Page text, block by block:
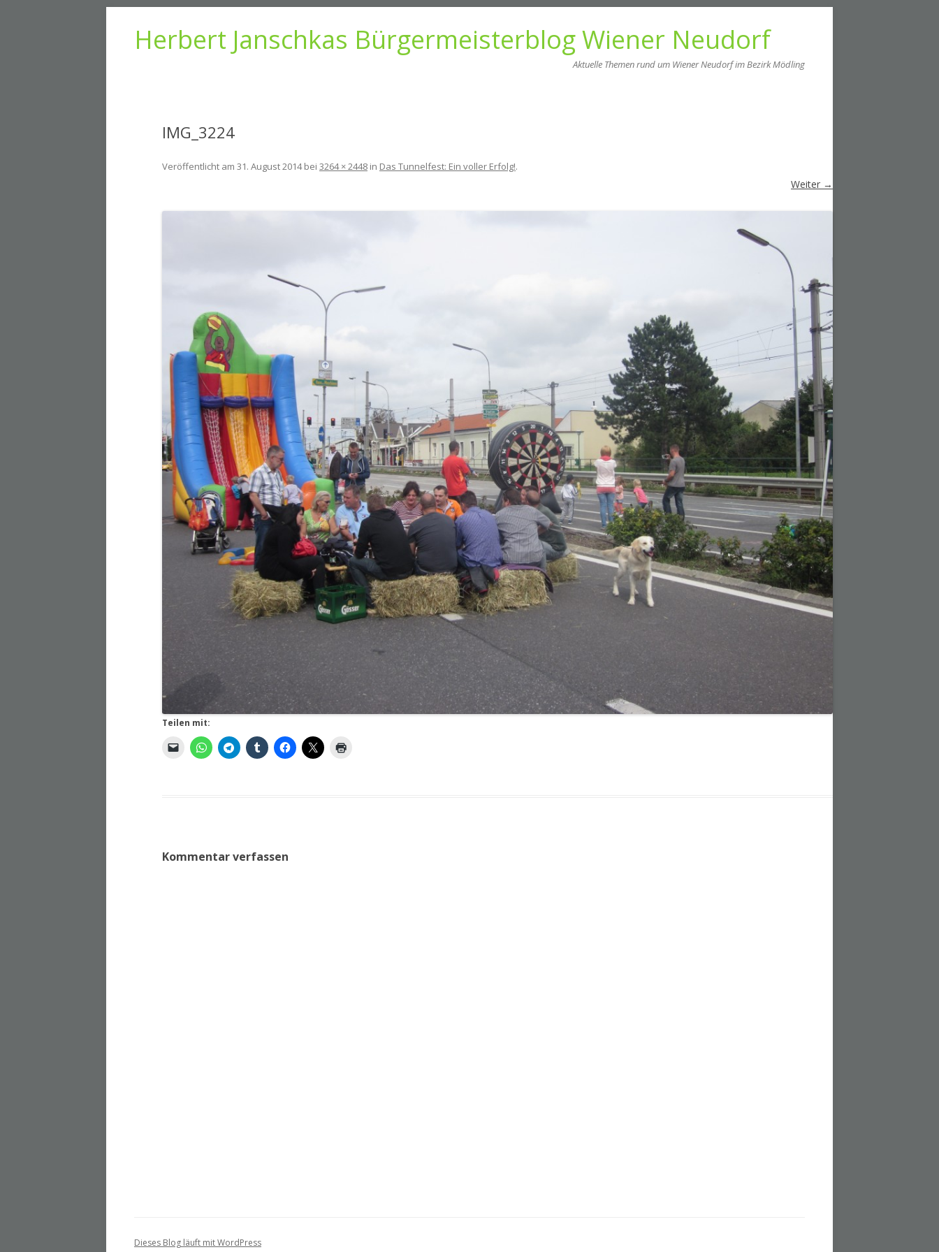
Herbert Janschkas Bürgermeisterblog Wiener Neudorf
Aktuelle Themen rund um Wiener Neudorf im Bezirk Mödling
IMG_3224
Veröffentlicht am 31. August 2014bei 3264 × 2448 in Das Tunnelfest: Ein voller Erfolg!.
Weiter →
Teilen mit:
Kommentar verfassen
Dieses Blog läuft mit WordPress